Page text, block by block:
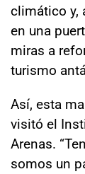
climático y,
en una
miras a
turismo
Así, esta
visitó el
Arenas.
somos un